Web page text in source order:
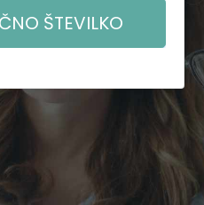
ŠTEVILKO